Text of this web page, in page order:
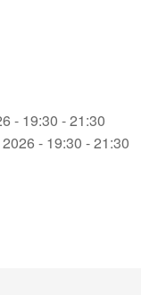
- 19:30 - 21:30
- 19:30 - 21:30